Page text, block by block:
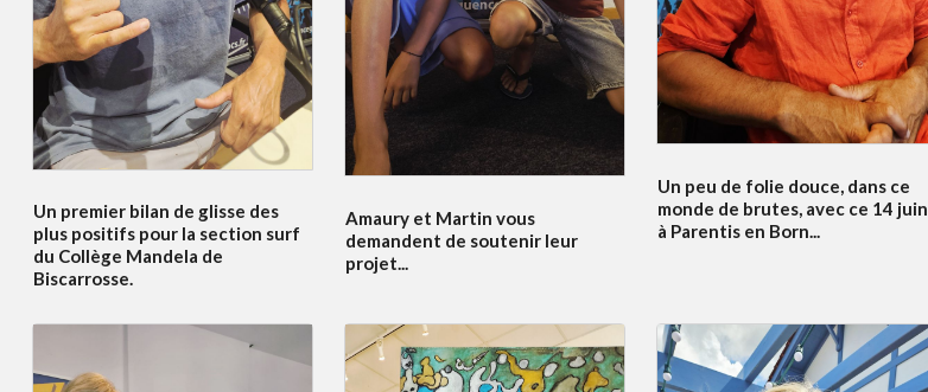
Un premier bilan de glisse des
plus positifs pour la section surf
du Collège Mandela de
Biscarrosse.
Amaury et Martin vous
demandent de soutenir leur
projet...
Un peu de folie douce, dans ce
monde de brutes, avec ce 14 juin
à Parentis en Born...